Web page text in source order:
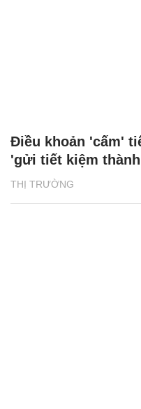
THỊ TRƯỜNG
Điều khoản 'cấm'
'gửi tiết kiệm